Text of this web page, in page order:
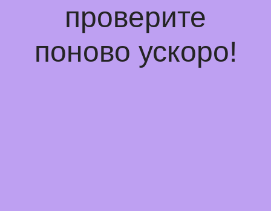
проверите
поново ускоро!